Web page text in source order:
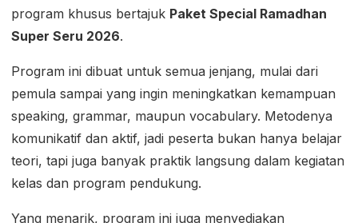
program khusus bertajuk Paket Special Ramadhan
Super Seru 2026.
Program ini dibuat untuk semua jenjang, mulai dari
pemula sampai yang ingin meningkatkan kemampuan
speaking, grammar, maupun vocabulary. Metodenya
komunikatif dan aktif, jadi peserta bukan hanya belajar
teori, tapi juga banyak praktik langsung dalam kegiatan
kelas dan program pendukung.
Yang menarik, program ini juga menyediakan